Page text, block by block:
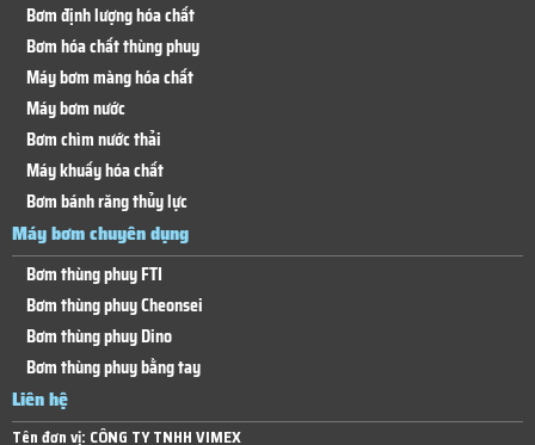
Bơm định lượng hóa chất
Bơm hóa chất thùng phuy
Máy bơm màng hóa chất
Máy bơm nước
Bơm chìm nước thải
Máy khuấy hóa chất
Bơm bánh răng thủy lực
Máy bơm chuyên dụng
Bơm thùng phuy FTI
Bơm thùng phuy Cheonsei
Bơm thùng phuy Dino
Bơm thùng phuy bằng tay
Liên hệ
Tên đơn vị: CÔNG TY TNHH VIMEX